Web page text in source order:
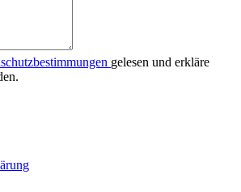
gelesen und erkläre